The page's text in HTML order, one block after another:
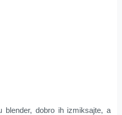
blender, dobro ih izmiksajte, a